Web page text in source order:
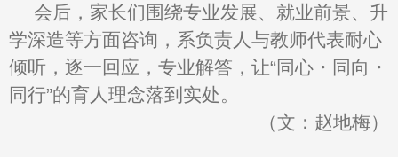
会后，家长们围绕专业发展、就业前景、升
学深造等方面咨询，系负责人与教师代表耐心
倾听，逐一回应，专业解答，让“同心・同向・
同行”的育人理念落到实处。
（文：赵地梅）